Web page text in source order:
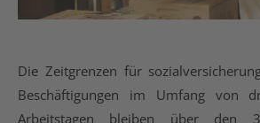
Die Zeitgrenzen für
Beschäftigungen im Umfang von
Arbeitstagen bleiben über den